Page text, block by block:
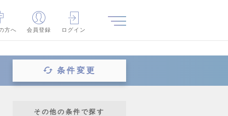
方へ
会員登録 ログイン
条件変更
その他の条件で探す